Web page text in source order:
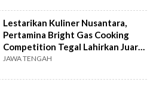
Lestarikan Kuliner Nusantara,
Pertamina Bright Gas Cooking
Competition Tegal Lahirkan Juara
Baru
JAWA TENGAH